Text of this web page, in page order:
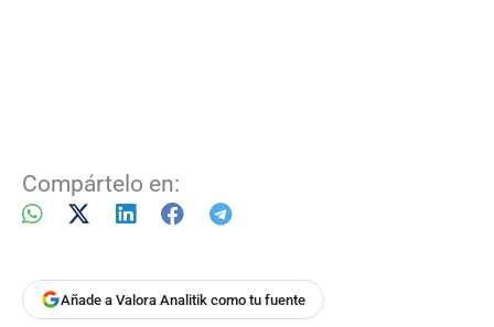
Compártelo en:
Añade a Valora Analitik como tu fuente